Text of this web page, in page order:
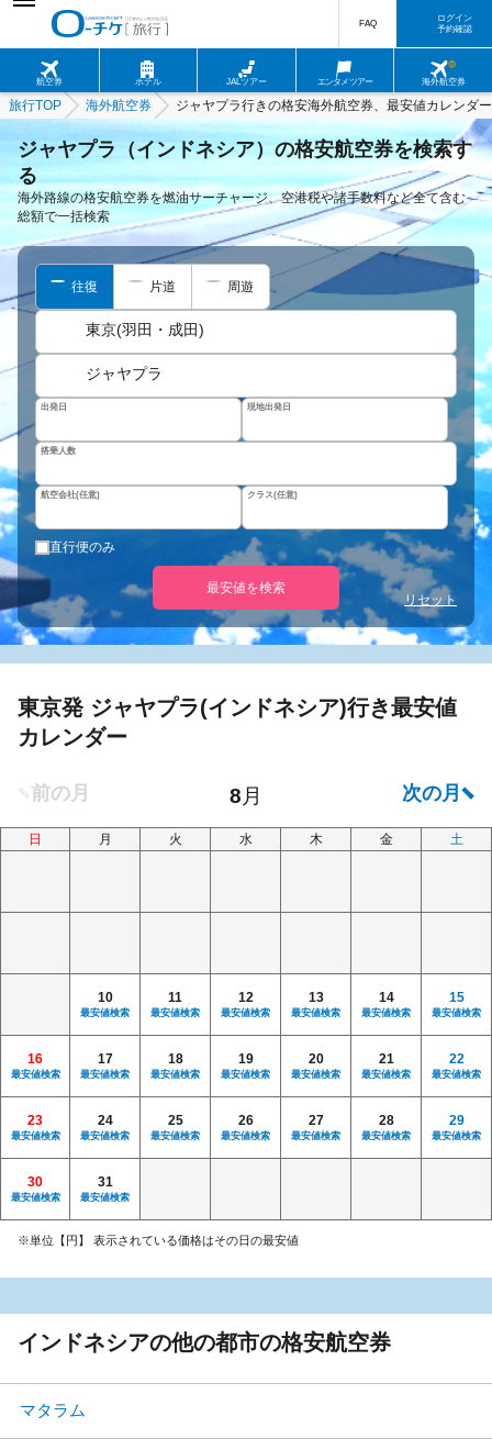
航空券 ホテル JALツアー エンタメツアー 海外航空券
FAQ
ログイン
予約確認
旅行TOP 海外航空券 ジャヤプラ行きの格安海外航空券、最安値カレンダー
ジャヤプラ（インドネシア）の格安航空券を検索す
る
海外路線の格安航空券を燃油サーチャージ、空港税や諸手数料など全て含む
総額で一括検索
往復 片道 周遊
東京(羽田・成田)
ジャヤプラ
出発日 現地出発日
搭乗人数
航空会社(任意) クラス(任意)
直行便のみ
最安値を検索
リセット
東京発 ジャヤプラ(インドネシア)行き最安値
カレンダー
日 月 火 水 木 金 土
10
最安値検索
11
最安値検索
12
最安値検索
13
最安値検索
14
最安値検索
15
最安値検索
16
最安値検索
17
最安値検索
18
最安値検索
19
最安値検索
20
最安値検索
21
最安値検索
22
最安値検索
23
最安値検索
24
最安値検索
25
最安値検索
26
最安値検索
27
最安値検索
28
最安値検索
29
最安値検索
30
最安値検索
31
最安値検索
※単位【円】 表示されている価格はその日の最安値
インドネシアの他の都市の格安航空券
マタラム